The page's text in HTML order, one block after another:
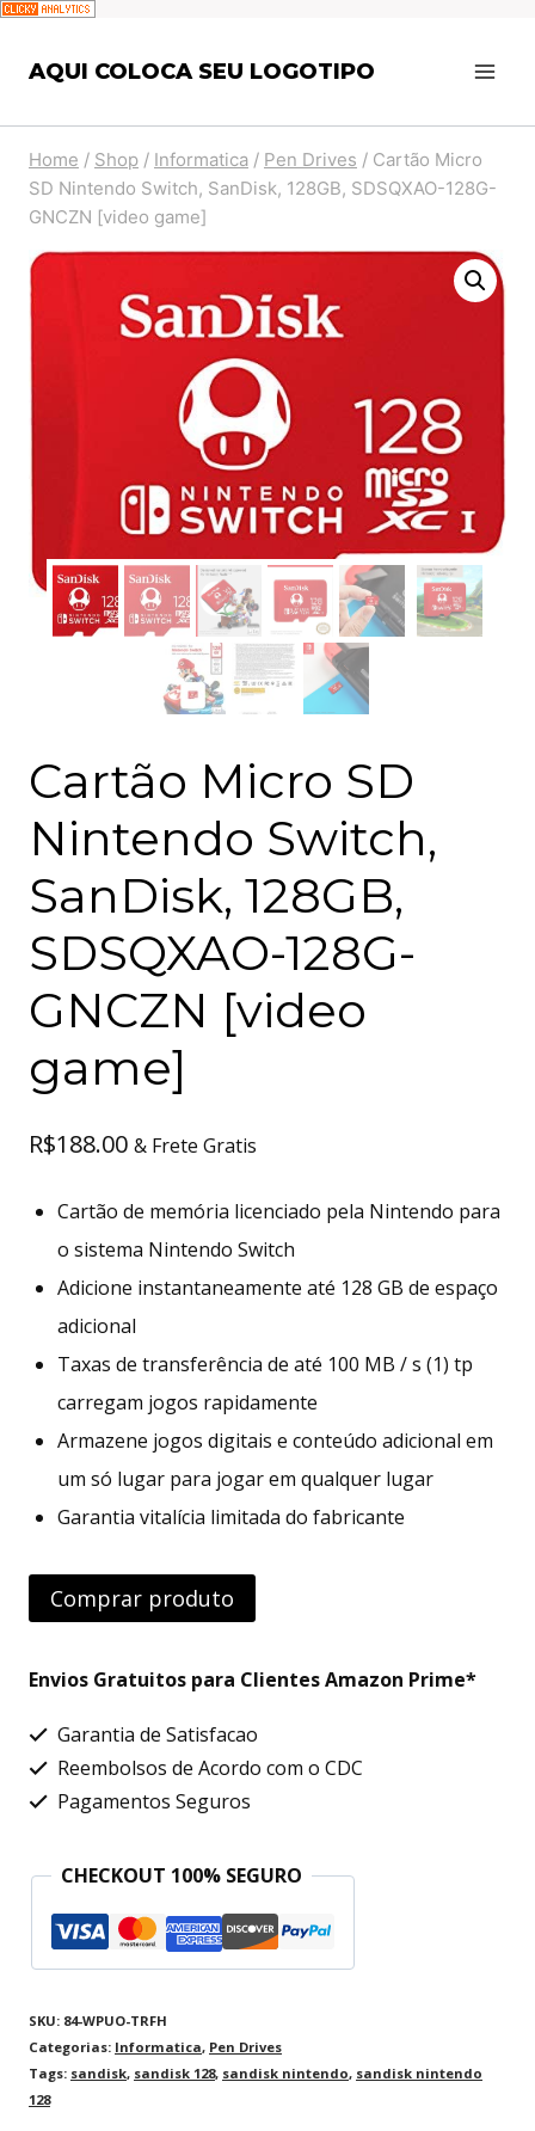
para
Conteúdo
AQUI COLOCA SEU LOGOTIPO
Home / Shop / Informatica / Pen Drives / Cartão Micro
SD Nintendo Switch, SanDisk, 128GB, SDSQXAO-128G-
GNCZN [video game]
Cartão Micro SD
Nintendo Switch,
SanDisk, 128GB,
SDSQXAO-128G-
GNCZN [video
game]
R$188.00 & Frete Gratis
Cartão de memória licenciado pela Nintendo para
o sistema Nintendo Switch
Adicione instantaneamente até 128 GB de espaço
adicional
Taxas de transferência de até 100 MB / s (1) tp
carregam jogos rapidamente
Armazene jogos digitais e conteúdo adicional em
um só lugar para jogar em qualquer lugar
Garantia vitalícia limitada do fabricante
Comprar produto
Envios Gratuitos para Clientes Amazon Prime*
Garantia de Satisfacao
Reembolsos de Acordo com o CDC
Pagamentos Seguros
CHECKOUT 100% SEGURO
SKU: 84-WPUO-TRFH
Categorias: Informatica, Pen Drives
Tags: sandisk, sandisk 128, sandisk nintendo, sandisk nintendo
128